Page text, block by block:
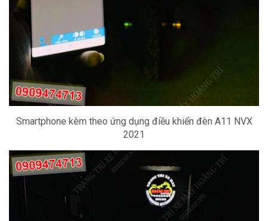
Smartphone kèm theo ứng dụng điều khiển đèn A11 NVX
2021